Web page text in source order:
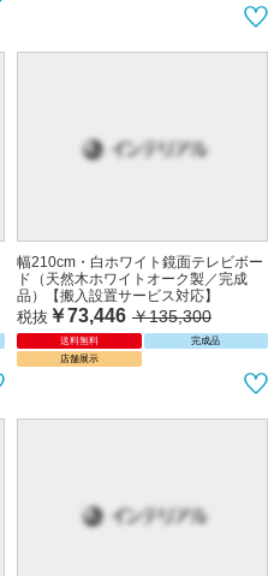
幅210cm・白ホワイト鏡面テレビボー
ド（天然木ホワイトオーク製／完成
品）【搬入設置サービス対応】
税抜 ￥73,446 ￥135,300
送料無料
完成品
店舗展示